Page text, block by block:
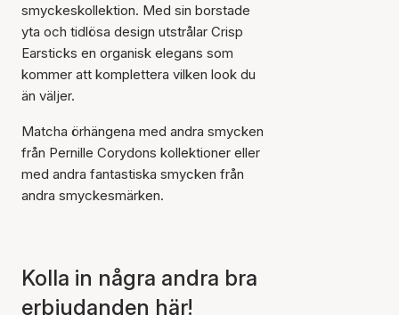
smyckeskollektion. Med sin borstade
yta och tidlösa design utstrålar Crisp
Earsticks en organisk elegans som
kommer att komplettera vilken look du
än väljer.
Matcha örhängena med andra smycken
från Pernille Corydons kollektioner eller
med andra fantastiska smycken från
andra smyckesmärken.
Kolla in några andra bra
erbjudanden här!